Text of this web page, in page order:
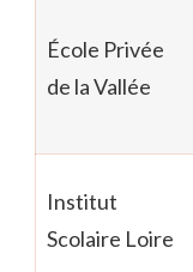
École Privée
de la Vallée
Institut
Scolaire Loire